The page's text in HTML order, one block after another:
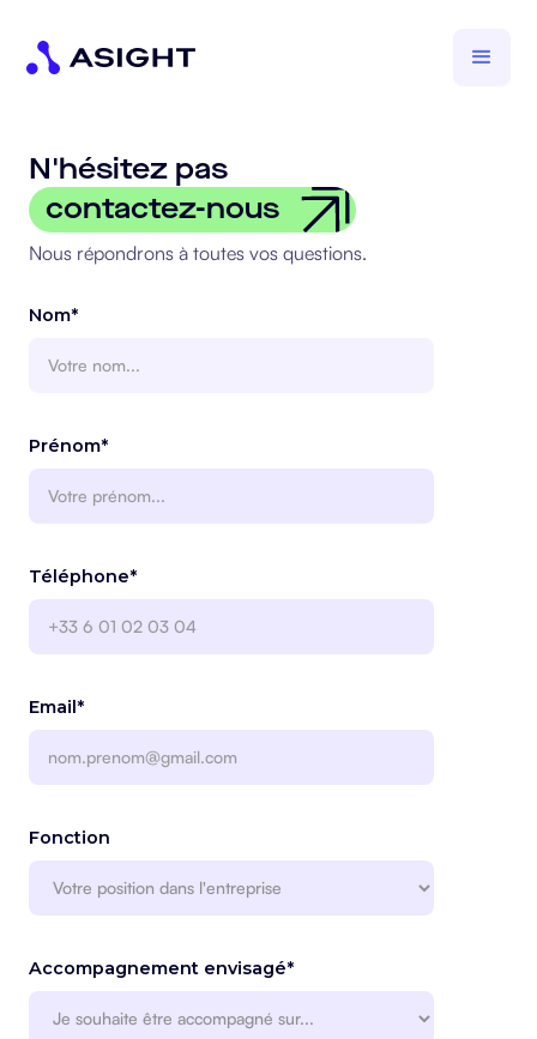
N'hésitez pas
contactez-nous
Nous répondrons à toutes vos questions.
Nom*
Prénom*
Téléphone*
Email*
Fonction
Accompagnement envisagé*